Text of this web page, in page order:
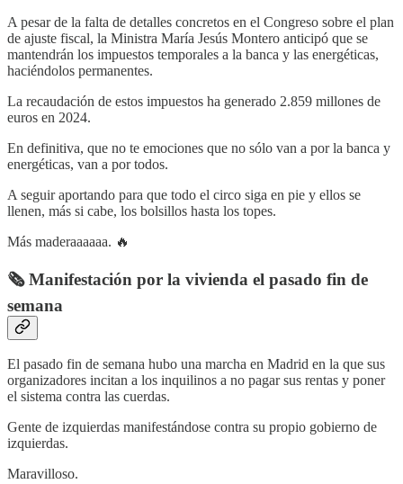
A pesar de la falta de detalles concretos en el Congreso sobre el plan
de ajuste fiscal, la Ministra María Jesús Montero anticipó que se
mantendrán los impuestos temporales a la banca y las energéticas,
haciéndolos permanentes.
La recaudación de estos impuestos ha generado 2.859 millones de
euros en 2024.
En definitiva, que no te emociones que no sólo van a por la banca y
energéticas, van a por todos.
A seguir aportando para que todo el circo siga en pie y ellos se
llenen, más si cabe, los bolsillos hasta los topes.
Más maderaaaaaa. 🔥
🗞️ Manifestación por la vivienda el pasado fin de
semana
El pasado fin de semana hubo una marcha en Madrid en la que sus
organizadores incitan a los inquilinos a no pagar sus rentas y poner
el sistema contra las cuerdas.
Gente de izquierdas manifestándose contra su propio gobierno de
izquierdas.
Maravilloso.